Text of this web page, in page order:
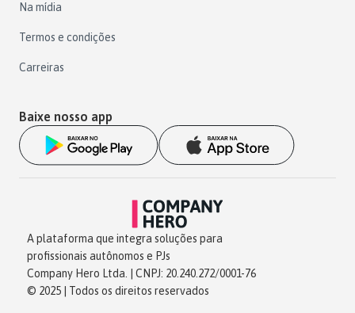
Na mídia
Termos e condições
Carreiras
Baixe nosso app
A plataforma que integra soluções para
profissionais autônomos e PJs
Company Hero Ltda. | CNPJ: 20.240.272/0001-76
© 2025 | Todos os direitos reservados